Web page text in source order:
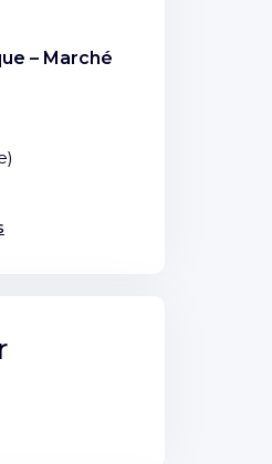
– Marché
)